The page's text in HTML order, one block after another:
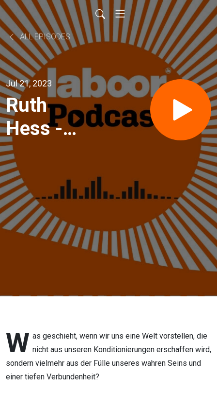
ALL EPISODES
Jul 21, 2023
Ruth
Hess -
dem
Fluss des
Lebens
vertrauen
W as geschieht, wenn wir uns eine Welt vorstellen, die
nicht aus unseren Konditionierungen erschaffen wird,
sondern vielmehr aus der Fülle unseres wahren Seins und
einer tiefen Verbundenheit?